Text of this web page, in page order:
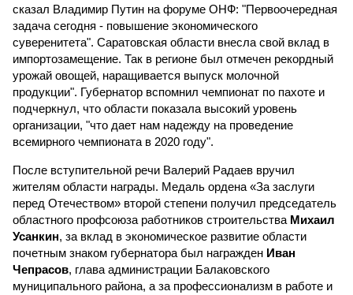
сказал Владимир Путин на форуме ОНФ: "Первоочередная
задача сегодня - повышение экономического
суверенитета". Саратовская области внесла свой вклад в
импортозамещение. Так в регионе был отмечен рекордный
урожай овощей, наращивается выпуск молочной
продукции". Губернатор вспомнил чемпионат по пахоте и
подчеркнул, что области показала высокий уровень
организации, "что дает нам надежду на проведение
всемирного чемпионата в 2020 году".
После вступительной речи Валерий Радаев вручил
жителям области награды. Медаль ордена «За заслуги
перед Отечеством» второй степени получил председатель
областного профсоюза работников строительства Михаил
Усанкин, за вклад в экономическое развитие области
почетным знаком губернатора был награжден Иван
Чепрасов, глава администрации Балаковского
муниципального района, а за профессионализм в работе и